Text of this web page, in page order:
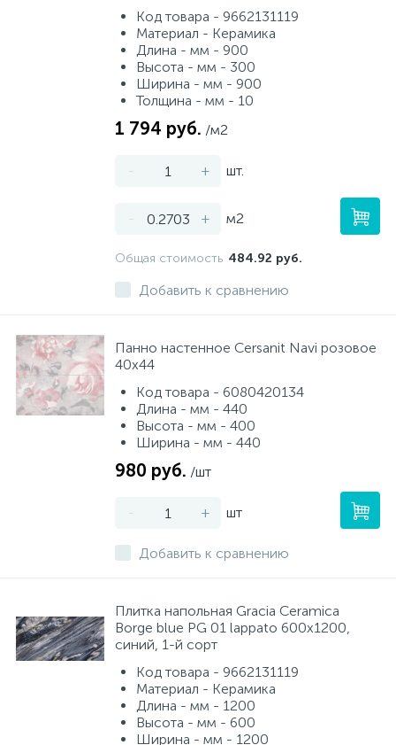
Код товара - 9662131119
Материал - Керамика
Длина - мм - 900
Высота - мм - 300
Ширина - мм - 900
Толщина - мм - 10
1 794 руб. /м2
- + шт.
- + м2
Общая стоимость 484.92 руб.
Добавить к сравнению
Панно настенное Cersanit Navi розовое
40x44
Код товара - 6080420134
Длина - мм - 440
Высота - мм - 400
Ширина - мм - 440
980 руб. /шт
- + шт
Добавить к сравнению
Плитка напольная Gracia Ceramica
Borge blue PG 01 lappato 600x1200,
синий, 1-й сорт
Код товара - 9662131119
Материал - Керамика
Длина - мм - 1200
Высота - мм - 600
Ширина - мм - 1200